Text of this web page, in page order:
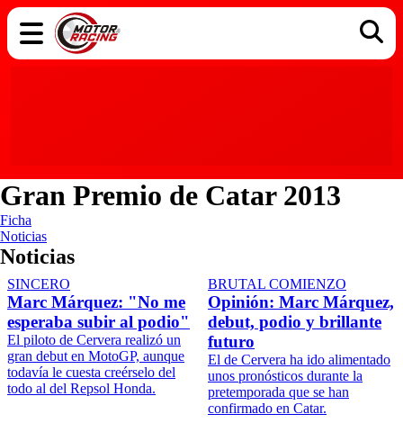
Gran Premio de Catar 2013
Ficha
Noticias
Noticias
SINCERO
Marc Márquez: "No me
esperaba subir al podio"
El piloto de Cervera realizó un
gran debut en MotoGP, aunque
todavía le cuesta creérselo del
todo al del Repsol Honda.
BRUTAL COMIENZO
Opinión: Marc Márquez,
debut, podio y brillante
futuro
El de Cervera ha ido alimentado
unos pronósticos durante la
pretemporada que se han
confirmado en Catar.